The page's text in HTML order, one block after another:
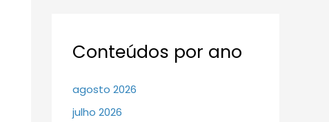
Conteúdos por ano
agosto 2026
julho 2026